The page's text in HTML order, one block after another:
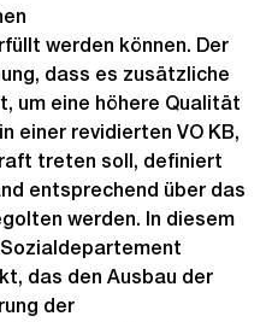
werden können. Der
dass es zusätzliche
um eine höhere Qualität
einer revidierten VO KB,
treten soll, definiert
entsprechend über das
werden. In diesem
das den Ausbau der
der